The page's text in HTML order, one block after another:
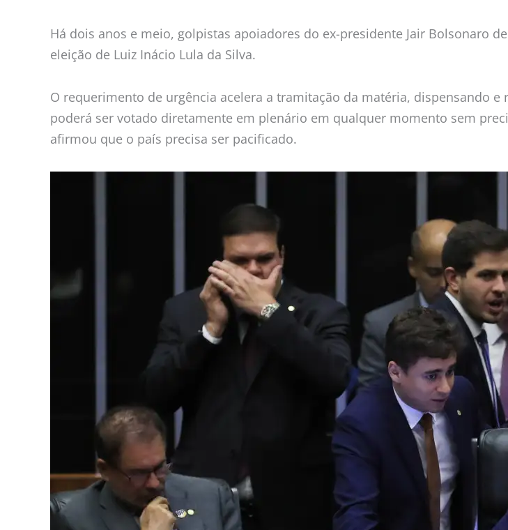
Há dois anos e meio, golpistas apoiadores do ex-presidente Jair Bolsonaro
eleição de Luiz Inácio Lula da Silva.
O requerimento de urgência acelera a tramitação da matéria, dispensando
poderá ser votado diretamente em plenário em qualquer momento sem
afirmou que o país precisa ser pacificado.